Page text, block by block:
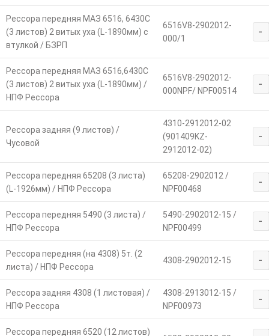
Рессора передняя МАЗ 6516, 6430С
(3 листов) 2 витых уха (L-1890мм) с
втулкой / БЗРП
6516V8-2902012-
000/1
-
Рессора передняя МАЗ 6516,6430С
(3 листов) 2 витых уха (L-1890мм) /
НПФ Рессора
6516V8-2902012-
000NPF/ NPF00514
-
Рессора задняя (9 листов) /
Чусовой
4310-2912012-02
(901409KZ-
2912012-02)
-
Рессора передняя 65208 (3 листа)
(L-1926мм) / НПФ Рессора
65208-2902012 /
NPF00468
-
Рессора передняя 5490 (3 листа) /
НПФ Рессора
5490-2902012-15 /
NPF00499
-
Рессора передняя (на 4308) 5т. (2
листа) / НПФ Рессора
4308-2902012-15 -
Рессора задняя 4308 (1 листовая) /
НПФ Рессора
4308-2913012-15 /
NPF00973
-
Рессора передняя 6520 (12 листов)